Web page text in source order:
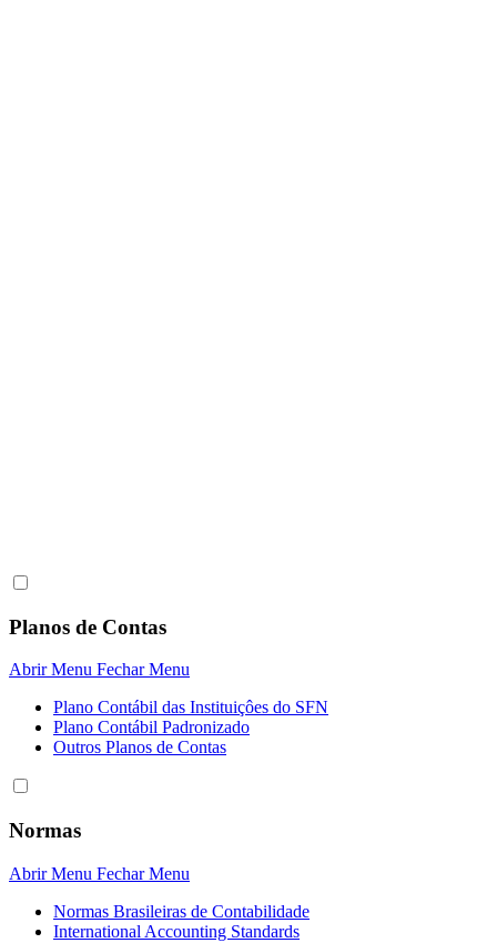
Planos de Contas
Abrir Menu Fechar Menu
Plano Contábil das Instituiçôes do SFN
Plano Contábil Padronizado
Outros Planos de Contas
Normas
Abrir Menu Fechar Menu
Normas Brasileiras de Contabilidade
International Accounting Standards